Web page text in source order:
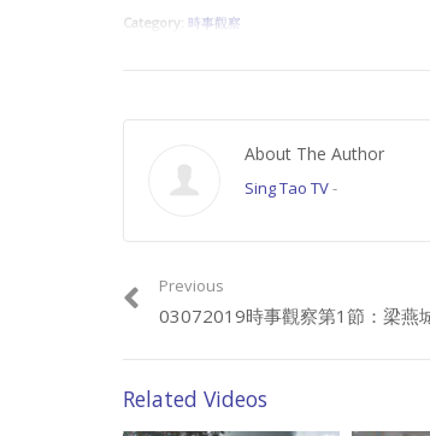
Category: 時事觀察
About The Author
Sing Tao TV-
Previous
03072019時事觀察第1節：梁燕
Related Videos